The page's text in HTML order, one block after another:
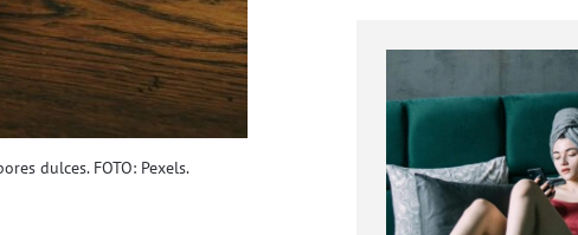
dulces. FOTO: Pexels.